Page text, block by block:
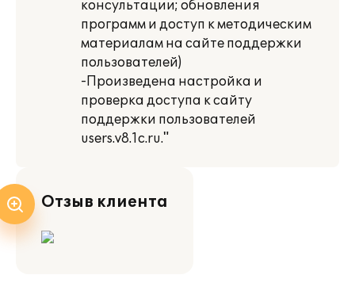
консультации; обновления
программ и доступ к методическим
материалам на сайте поддержки
пользователей)
-Произведена настройка и
проверка доступа к сайту
поддержки пользователей
users.v8.1c.ru."
Отзыв клиента